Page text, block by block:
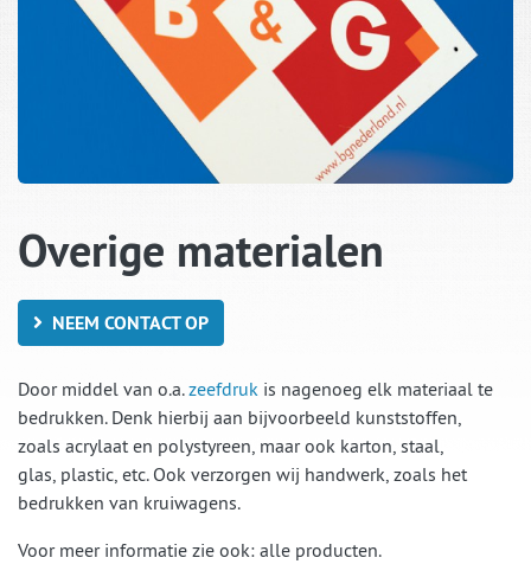
Overige materialen
NEEM CONTACT OP
Door middel van o.a.zeefdruk is nagenoeg elk materiaal te
bedrukken. Denk hierbij aan bijvoorbeeld kunststoffen,
zoals acrylaat en polystyreen, maar ook karton, staal,
glas, plastic, etc. Ook verzorgen wij handwerk, zoals het
bedrukken van kruiwagens.
Voor meer informatie zie ook: alle producten.